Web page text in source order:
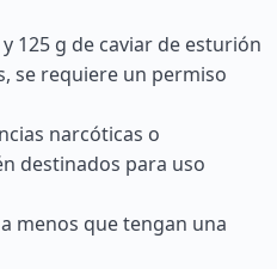
125 g de caviar de esturión
se requiere un permiso
narcóticas o
destinados para uso
menos que tengan una